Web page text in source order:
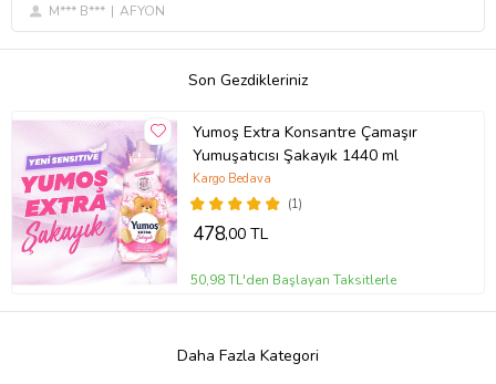
M*** B*** AFYON
Son Gezdikleriniz
Yumoş Extra Konsantre Çamaşır
Yumuşatıcısı Şakayık 1440 ml
(1)
Kargo Bedava
478,00 TL
50,98 TL'den Başlayan Taksitlerle
Daha Fazla Kategori